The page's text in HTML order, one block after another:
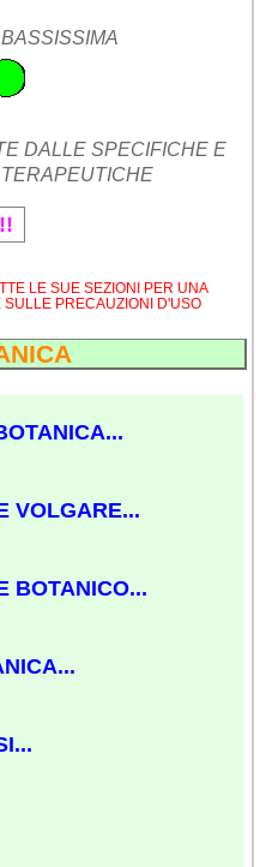
DALLE SPECIFICHE E
!!
LE SUE SEZIONI PER UNA
SULLE PRECAUZIONI D'USO
VOLGARE...
BOTANICO...